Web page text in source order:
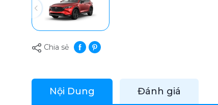
Chia sẻ
Nội Dung Đánh giá